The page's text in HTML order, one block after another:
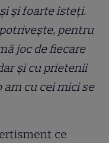
și foarte isteți.
pentru
joc de fiecare
și cu prietenii
am cu cei mici se
ce